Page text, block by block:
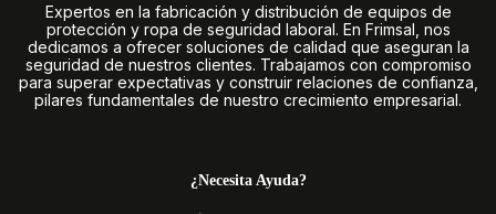
¿Necesita Ayuda?
Expertos en la fabricación y distribución de equipos de
protección y ropa de seguridad laboral. En Frimsal, nos
dedicamos a ofrecer soluciones de calidad que aseguran la
seguridad de nuestros clientes. Trabajamos con compromiso
para superar expectativas y construir relaciones de confianza,
pilares fundamentales de nuestro crecimiento empresarial.